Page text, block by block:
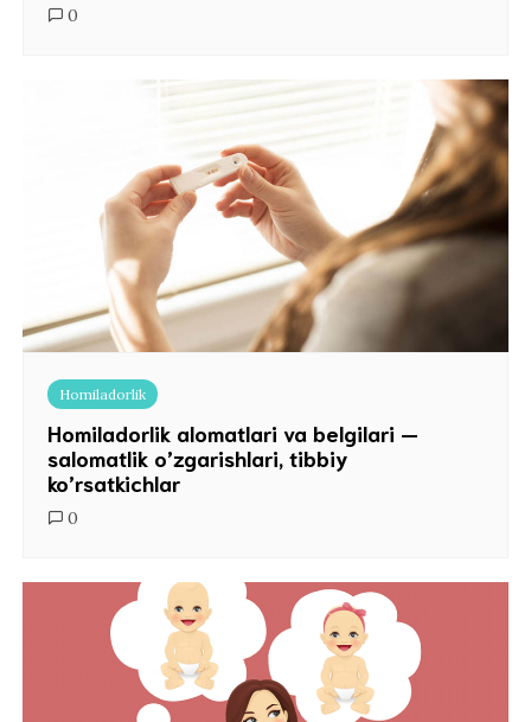
0
Homiladorlik
Homiladorlik alomatlari va belgilari —
salomatlik o’zgarishlari, tibbiy
ko’rsatkichlar
0